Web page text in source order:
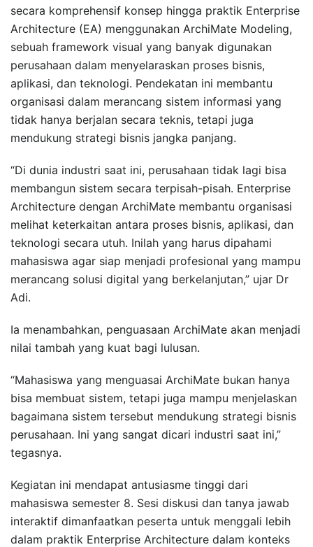
secara komprehensif konsep hingga praktik Enterprise
Architecture (EA) menggunakan ArchiMate Modeling,
sebuah framework visual yang banyak digunakan
perusahaan dalam menyelaraskan proses bisnis,
aplikasi, dan teknologi. Pendekatan ini membantu
organisasi dalam merancang sistem informasi yang
tidak hanya berjalan secara teknis, tetapi juga
mendukung strategi bisnis jangka panjang.
“Di dunia industri saat ini, perusahaan tidak lagi bisa
membangun sistem secara terpisah-pisah. Enterprise
Architecture dengan ArchiMate membantu organisasi
melihat keterkaitan antara proses bisnis, aplikasi, dan
teknologi secara utuh. Inilah yang harus dipahami
mahasiswa agar siap menjadi profesional yang mampu
merancang solusi digital yang berkelanjutan,” ujar Dr
Adi.
Ia menambahkan, penguasaan ArchiMate akan menjadi
nilai tambah yang kuat bagi lulusan.
“Mahasiswa yang menguasai ArchiMate bukan hanya
bisa membuat sistem, tetapi juga mampu menjelaskan
bagaimana sistem tersebut mendukung strategi bisnis
perusahaan. Ini yang sangat dicari industri saat ini,”
tegasnya.
Kegiatan ini mendapat antusiasme tinggi dari
mahasiswa semester 8. Sesi diskusi dan tanya jawab
interaktif dimanfaatkan peserta untuk menggali lebih
dalam praktik Enterprise Architecture dalam konteks